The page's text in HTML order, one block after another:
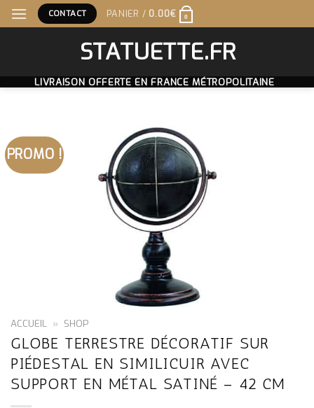
Skip
to
CONTACT PANIER / 0.00€ 0
STATUETTE.FR
LIVRAISON OFFERTE EN FRANCE MÉTROPOLITAINE
PROMO !
ACCUEIL » SHOP
GLOBE TERRESTRE DÉCORATIF SUR
PIÉDESTAL EN SIMILICUIR AVEC
SUPPORT EN MÉTAL SATINÉ – 42 CM